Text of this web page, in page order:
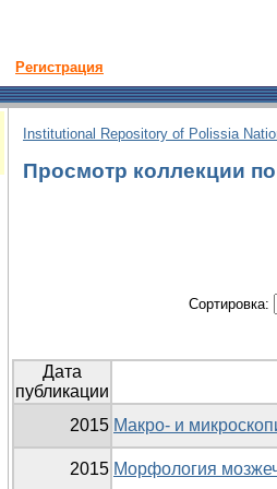
Регистрация
Institutional Repository of Polissia
Просмотр коллекции
Сортировка:
Дата
публикации
2015 Макро- и
2015 Морфология